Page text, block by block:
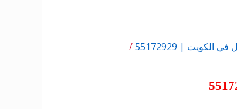
الكويت | 55172929
/